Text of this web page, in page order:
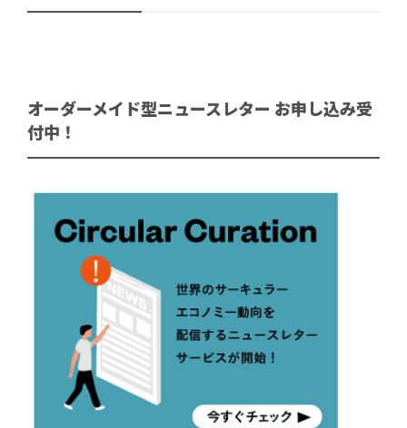
オーダーメイド型ニュースレター お申し込み受
付中！